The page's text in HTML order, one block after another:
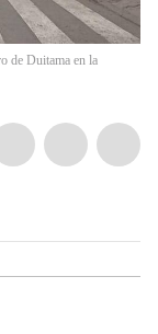
de Duitama en la